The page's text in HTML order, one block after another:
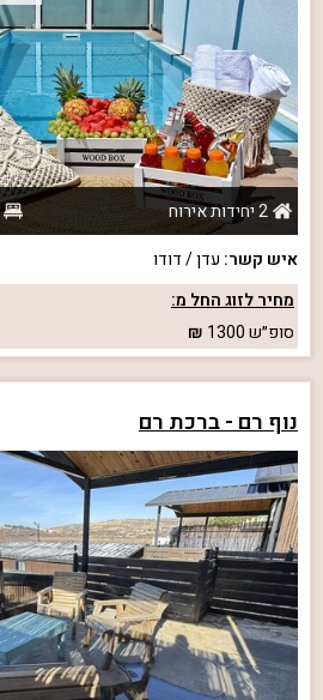
2 יחידות אירוח
איש קשר: עדן / דודו
מחיר לזוג החל מ:
סופ״ש1300
נוף רם - ברכת רם